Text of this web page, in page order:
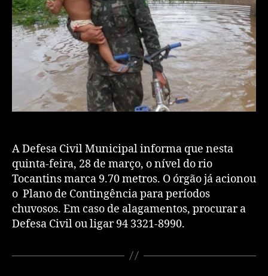
A Defesa Civil Municipal informa que nesta
quinta-feira, 28 de março, o nível do rio
Tocantins marca 9.70 metros. O órgão já acionou
o Plano de Contingência para períodos
chuvosos. Em caso de alagamentos, procurar a
Defesa Civil ou ligar 94 3321-8990.